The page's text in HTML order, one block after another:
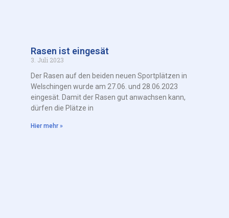
Rasen ist eingesät
3. Juli 2023
Der Rasen auf den beiden neuen Sportplätzen in
Welschingen wurde am 27.06. und 28.06.2023
eingesät. Damit der Rasen gut anwachsen kann,
dürfen die Plätze in
Hier mehr »